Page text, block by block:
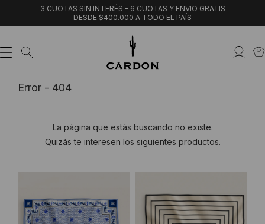
3 CUOTAS SIN INTERÉS - 6 CUOTAS Y ENVIO GRATIS
DESDE $400.000 A TODO EL PAÍS
Error - 404
La página que estás buscando no existe.
Quizás te interesen los siguientes productos.